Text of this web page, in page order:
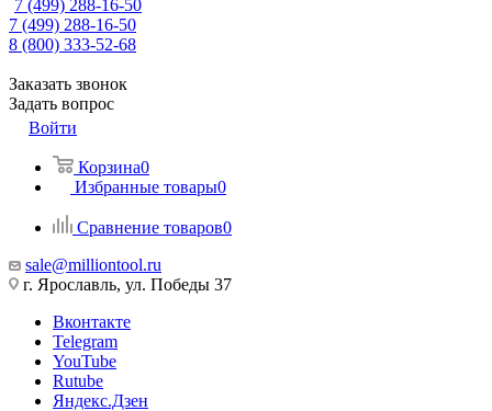
7 (499) 288-16-50
7 (499) 288-16-50
8 (800) 333-52-68
Заказать звонок
Задать вопрос
Войти
Корзина0
Избранные товары0
Сравнение товаров0
sale@milliontool.ru
г. Ярославль, ул. Победы 37
Вконтакте
Telegram
YouTube
Rutube
Яндекс.Дзен